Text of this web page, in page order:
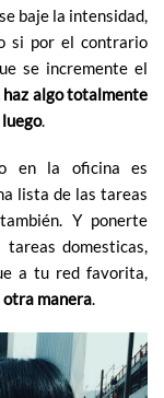
baje la intensidad,
si por el contrario
se incremente el
haz algo totalmente
.
en la oficina es
lista de las tareas
Y ponerte
domesticas,
a tu red favorita,
otra manera.